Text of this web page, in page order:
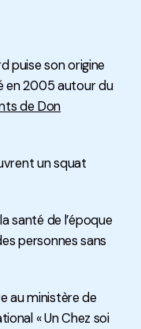
puise son origine
en 2005 autour du
de Don
un squat
santé de l’époque
personnes sans
au ministère de
« Un Chez soi